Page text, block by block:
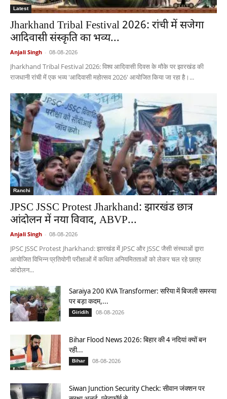
Latest
Jharkhand Tribal Festival 2026: रांची में सजेगा
आदिवासी संस्कृति का भव्य...
Anjali Singh - 08-08-2026
Jharkhand Tribal Festival 2026: विश्व आदिवासी दिवस के मौके पर झारखंड की
राजधानी रांची में एक भव्य 'आदिवासी महोत्सव 2026' आयोजित किया जा रहा है।...
Ranchi
JPSC JSSC Protest Jharkhand: झारखंड छात्र
आंदोलन में नया विवाद, ABVP...
Anjali Singh - 08-08-2026
JPSC JSSC Protest Jharkhand: झारखंड में JPSC और JSSC जैसी संस्थाओं द्वारा
आयोजित विभिन्न प्रतियोगी परीक्षाओं में कथित अनियमितताओं को लेकर चल रहे छात्र
आंदोलन...
Saraiya 200 KVA Transformer: सरिया में बिजली समस्या
पर बड़ा कदम,...
Giridih 08-08-2026
Bihar Flood News 2026: बिहार की 4 नदियां क्यों बन
रही...
Bihar 08-08-2026
Siwan Junction Security Check: सीवान जंक्शन पर